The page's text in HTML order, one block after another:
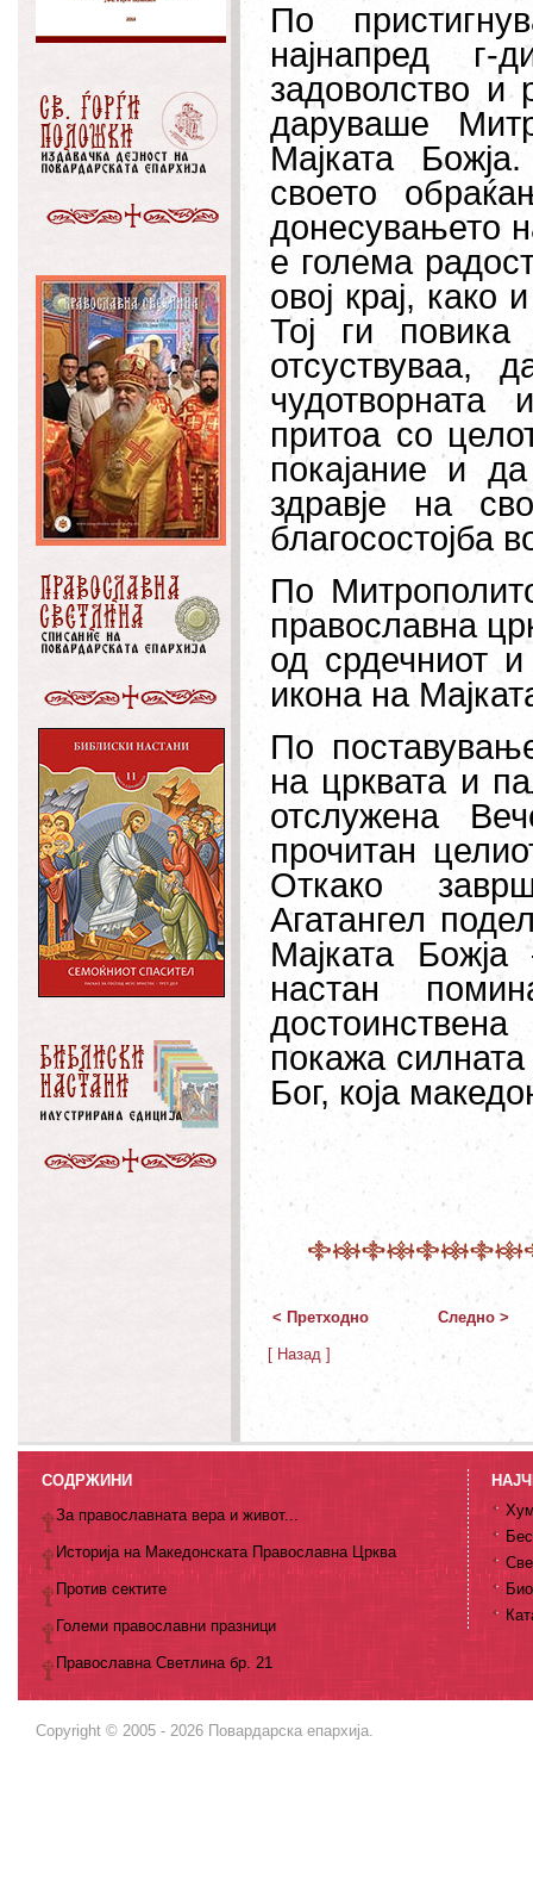
По
најнапред г-
задоволство и
даруваше
Мајката
своето
донесувањето
е голема
овој крај, како
Тој ги
отсуствуваа,
притоа со
покајание и
здравје на
благосостојба
По
православна
од срдечниот
икона на
По
на црквата и
отслужена
прочитан
Откако
Агатангел
Мајката
настан
покажа
Бог, која
< Претходно Следно >
[ Назад ]
СОДРЖИНИ
За православната вера и живот...
Историја на Македонската Православна Црква
Против сектите
Големи православни празници
Православна Светлина бр. 21
Copyright © 2005 - 2026 Повардарска епархија.